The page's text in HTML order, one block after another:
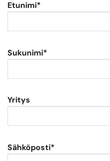
Etunimi*
Sukunimi*
Yritys
Sähköposti*